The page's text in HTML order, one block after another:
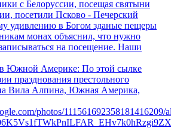
с Белоруссии, посещая святыни
посетили Псково - Печерский
удивлению в Богом зданые пещеры
монах объяснил, что нужно
на посещение. Наши
в Южной Америке: По этой сылке
празднования престольного
Вила Алпина, Южная Америка,
photos/111561692358181416209/